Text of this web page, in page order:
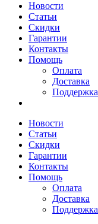
Новости
Статьи
Скидки
Гарантии
Контакты
Помощь
Оплата
Доставка
Поддержка
Новости
Статьи
Скидки
Гарантии
Контакты
Помощь
Оплата
Доставка
Поддержка